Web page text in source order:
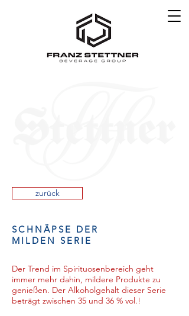
zurück
SCHNÄPSE DER
MILDEN SERIE
Der Trend im Spirituosenbereich geht
immer mehr dahin, mildere Produkte zu
genießen. Der Alkoholgehalt dieser Serie
beträgt zwischen 35 und 36 % vol.!